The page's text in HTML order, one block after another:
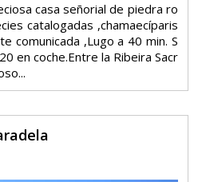
casa señorial de piedra ro
catalogadas ,chamaecíparis
comunicada ,Lugo a 40 min. S
en coche.Entre la Ribeira Sacr